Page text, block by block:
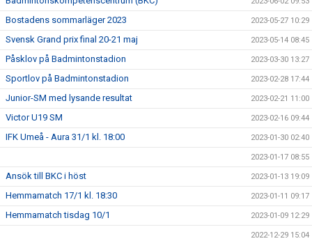
Bostadens sommarläger 2023 2023-05-27 10:29
Svensk Grand prix final 20-21 maj 2023-05-14 08:45
Påsklov på Badmintonstadion 2023-03-30 13:27
Sportlov på Badmintonstadion 2023-02-28 17:44
Junior-SM med lysande resultat 2023-02-21 11:00
Victor U19 SM 2023-02-16 09:44
IFK Umeå - Aura 31/1 kl. 18:00 2023-01-30 02:40
2023-01-17 08:55
Ansök till BKC i höst 2023-01-13 19:09
Hemmamatch 17/1 kl. 18:30 2023-01-11 09:17
Hemmamatch tisdag 10/1 2023-01-09 12:29
2022-12-29 15:04